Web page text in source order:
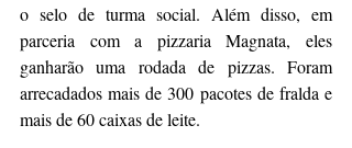
o selo de turma social. Além disso, em
parceria com a pizzaria Magnata, eles
ganharão uma rodada de pizzas. Foram
arrecadados mais de 300 pacotes de fralda e
mais de 60 caixas de leite.